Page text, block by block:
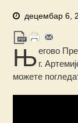
децембар 6,
Његово
г.
можете